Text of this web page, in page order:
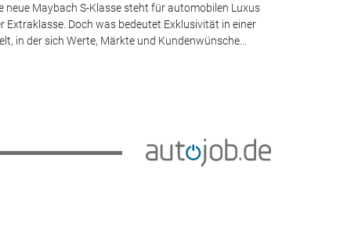
neue Maybach S-Klasse steht für automobilen Luxus
Extraklasse. Doch was bedeutet Exklusivität in einer
in der sich Werte, Märkte und Kundenwünsche...